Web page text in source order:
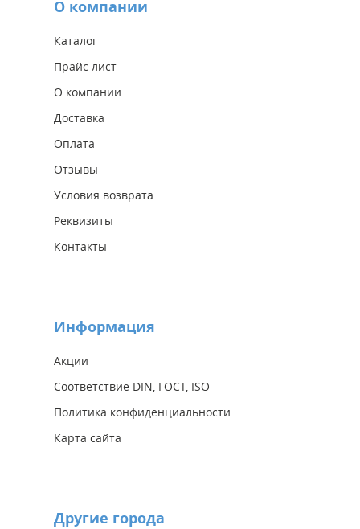
О компании
Каталог
Прайс лист
О компании
Доставка
Оплата
Отзывы
Условия возврата
Реквизиты
Контакты
Информация
Акции
Соответствие DIN, ГОСТ, ISO
Политика конфиденциальности
Карта сайта
Другие города